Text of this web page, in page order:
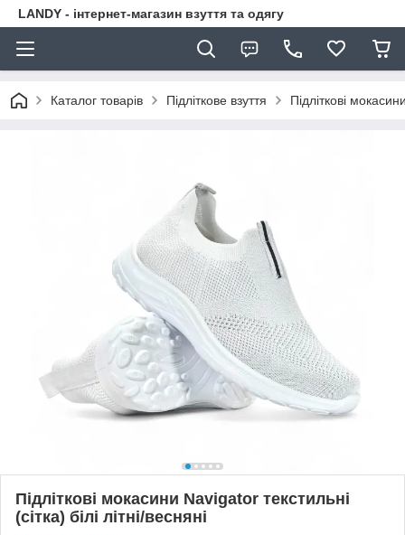
LANDY - інтернет-магазин взуття та одягу
Каталог товарів Підліткове взуття Підліткові
Підліткові мокасини Navigator текстильні
(сітка) білі літні/весняні